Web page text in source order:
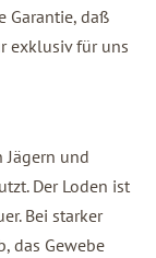
Garantie, daß
exklusiv für uns
Jägern und
Der Loden ist
Bei starker
das Gewebe